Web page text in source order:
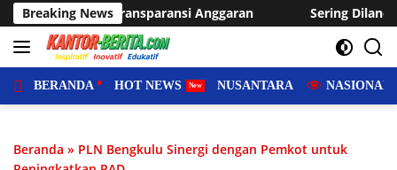
Langsung
ke
konten
Breaking NewsSering Dilanda Genangan, Desa Sukaraja
BERANDA HOT NEWS NUSANTARA NASIONAL
Beranda » PLN Bengkulu Sinergi dengan Pemkot untuk